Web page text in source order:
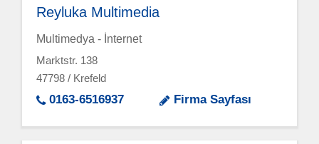
Reyluka Multimedia
Multimedya - İnternet
Marktstr. 138
47798 / Krefeld
0163-6516937 Firma Sayfası